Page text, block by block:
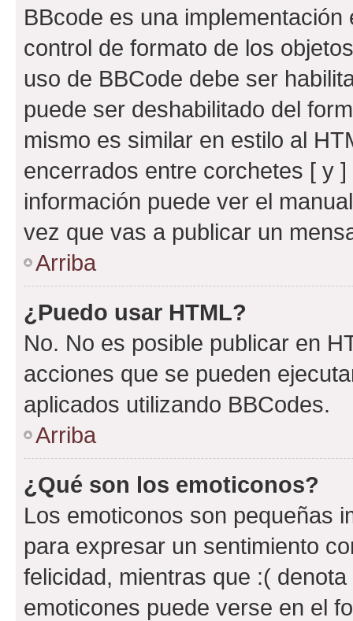
BBcode es una
control de formato de los
uso de BBCode debe ser
puede ser deshabilitado del
mismo es similar en estilo al
encerrados entre corchetes [ y
información puede ver el
vez que vas a publicar un
Arriba
¿Puedo usar HTML?
No. No es posible publicar en
acciones que se pueden
aplicados utilizando BBCodes.
Arriba
¿Qué son los emoticonos?
Los emoticonos son pequeñas
para expresar un sentimiento
felicidad, mientras que :(
emoticones puede verse en el